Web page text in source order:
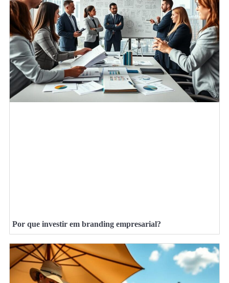
Por que investir em branding empresarial?